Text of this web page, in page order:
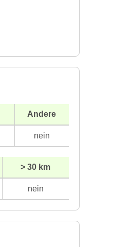
Andere
nein
> 30 km
nein